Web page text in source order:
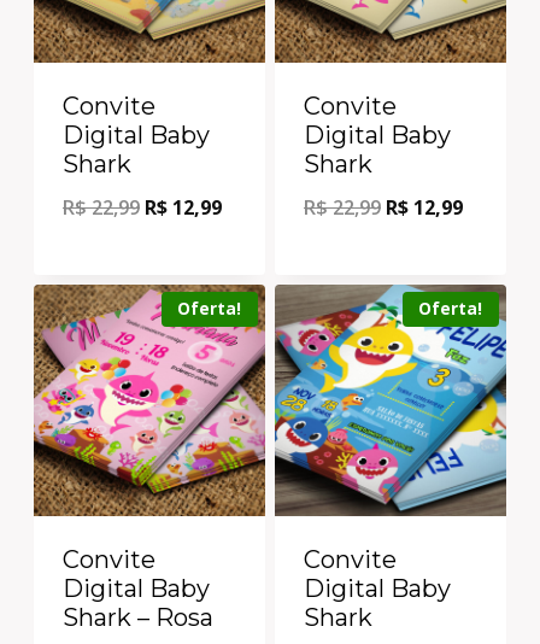
Convite
Digital Baby
Shark
R$22,99 R$ 12,99
Convite
Digital Baby
Shark
R$22,99 R$ 12,99
Oferta!
Convite
Digital Baby
Shark – Rosa
Oferta!
Convite
Digital Baby
Shark